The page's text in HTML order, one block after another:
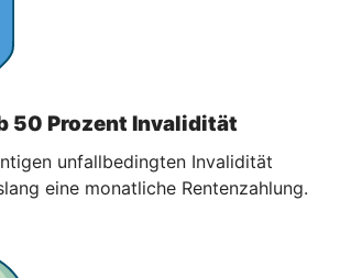
50 Prozent Invalidität
unfallbedingten Invalidität
eine monatliche Rentenzahlung.